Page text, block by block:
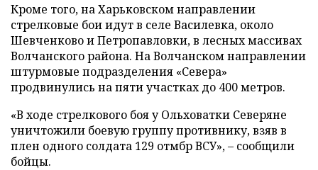
Кроме того, на Харьковском направлении
стрелковые бои идут в селе Василевка, около
Шевченково и Петропавловки, в лесных массивах
Волчанского района. На Волчанском направлении
штурмовые подразделения «Севера»
продвинулись на пяти участках до 400 метров.
«В ходе стрелкового боя у Ольховатки Северяне
уничтожили боевую группу противнику, взяв в
плен одного солдата 129 отмбр ВСУ», – сообщили
бойцы.